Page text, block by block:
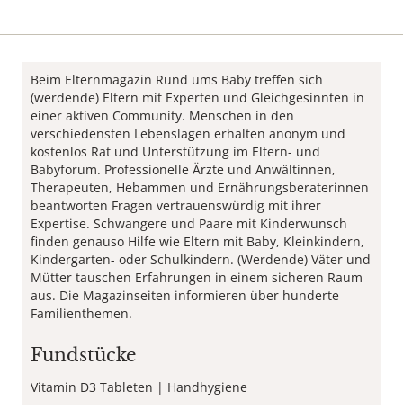
Beim Elternmagazin Rund ums Baby treffen sich
(werdende) Eltern mit Experten und Gleichgesinnten in
einer aktiven Community. Menschen in den
verschiedensten Lebenslagen erhalten anonym und
kostenlos Rat und Unterstützung im Eltern- und
Babyforum. Professionelle Ärzte und Anwältinnen,
Therapeuten, Hebammen und Ernährungsberaterinnen
beantworten Fragen vertrauenswürdig mit ihrer
Expertise. Schwangere und Paare mit Kinderwunsch
finden genauso Hilfe wie Eltern mit Baby, Kleinkindern,
Kindergarten- oder Schulkindern. (Werdende) Väter und
Mütter tauschen Erfahrungen in einem sicheren Raum
aus. Die Magazinseiten informieren über hunderte
Familienthemen.
Fundstücke
Vitamin D3 Tableten Handhygiene